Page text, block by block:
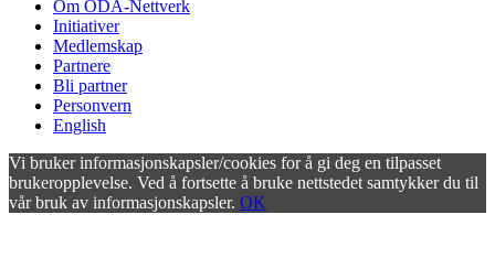
Om ODA-Nettverk
Initiativer
Medlemskap
Partnere
Bli partner
Personvern
English
Vi bruker informasjonskapsler/cookies for å gi deg en tilpasset
brukeropplevelse. Ved å fortsette å bruke nettstedet samtykker du til
vår bruk av informasjonskapsler. OK